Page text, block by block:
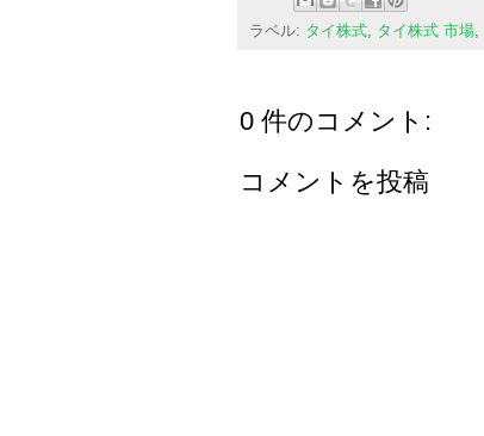
ラベル: タイ株式, タイ株式 市場,
0 件のコメント:
コメントを投稿